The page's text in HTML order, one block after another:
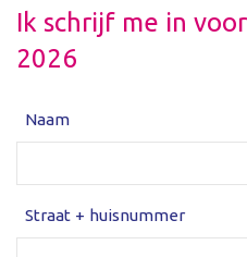
Ik schrijf me in
2026
Naam
Straat + huisnummer